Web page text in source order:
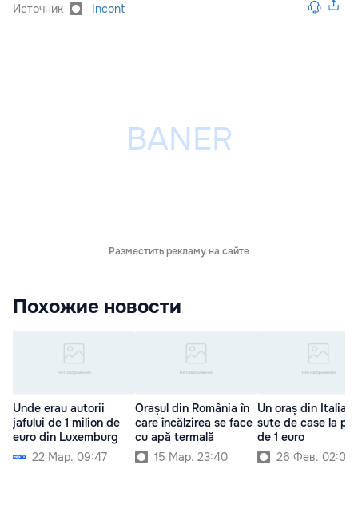
Источник Incont
Разместить рекламу на сайте
Похожие новости
Unde erau autorii
jafului de 1 milion de
euro din Luxemburg
22 Мар. 09:47
Orașul din România în
care încălzirea se face
cu apă termală
15 Мар. 23:40
Un oraș din Italia
sute de case la
de 1 euro
26 Фев. 02:00